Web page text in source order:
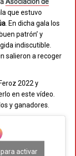
Asociación de
que estuvo
. En dicha gala los
patrón’ y
indiscutible.
salieron a recoger
2022 y
en este vídeo.
y ganadores.
activar